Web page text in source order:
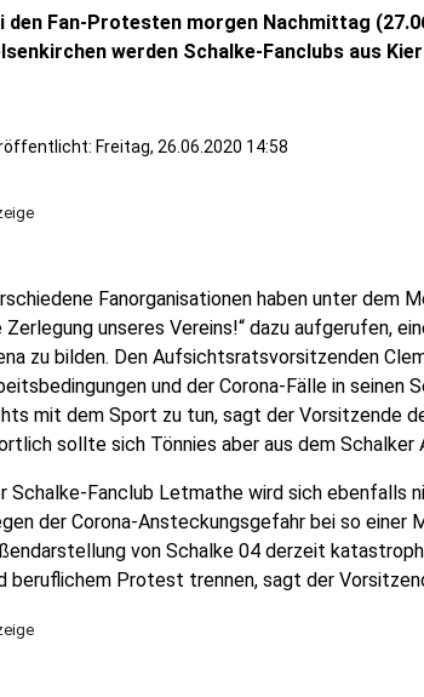
den Fan-Protesten morgen Nachmittag
werden Schalke-Fanclubs aus
Freitag, 26.06.2020 14:58
Fanorganisationen haben unter dem
Zerlegung unseres Vereins!“ dazu aufgerufen,
zu bilden. Den Aufsichtsratsvorsitzenden
und der Corona-Fälle in seinen
mit dem Sport zu tun, sagt der Vorsitzende
sollte sich Tönnies aber aus dem Schalker
Schalke-Fanclub Letmathe wird sich ebenfalls
der Corona-Ansteckungsgefahr bei so einer
von Schalke 04 derzeit
beruflichem Protest trennen, sagt der